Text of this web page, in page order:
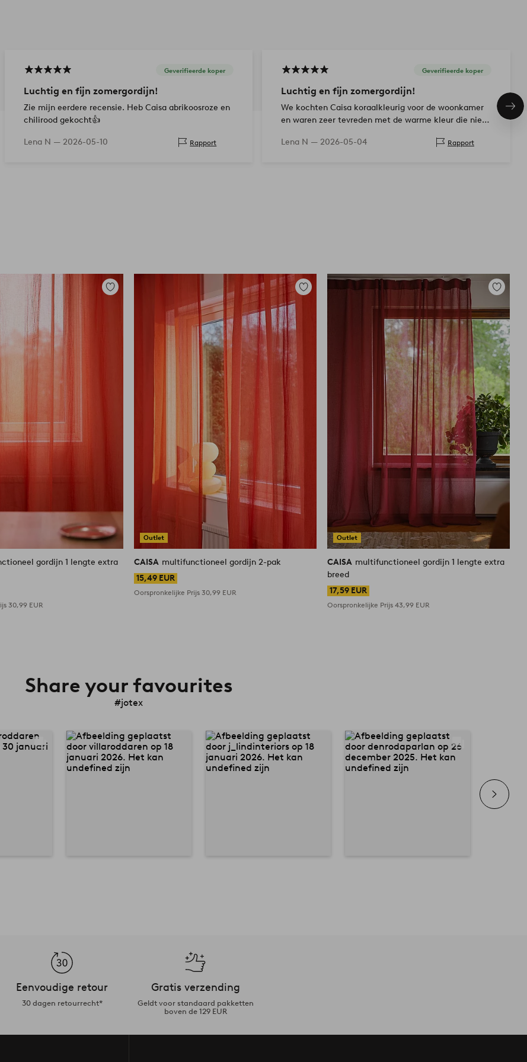
Geverifieerde koper
Luchtig en fijn zomergordijn!
Zie mijn eerdere recensie. Heb Caisa abrikoosroze en
chilirood gekocht👍
Lena N — 2026-05-10 Rapport
Geverifieerde koper
Luchtig en fijn zomergordijn!
We kochten Caisa koraalkleurig voor de woonkamer
en waren zeer tevreden met de warme kleur die niet
wanneer de zon naar binnen…
Lena N — 2026-05-04 Rapport
Toevoegen
gordijn 1 lengte extra
30,99 EUR
Outlet
Toevoegen
favorieten
CAISA multifunctioneel gordijn 2-pak
15,49 EUR
Oorspronkelijke Prijs30,99 EUR
Outlet
CAISA multifunctioneel gordijn 1 lengte extra
breed
17,59 EUR
Oorspronkelijke Prijs43,99 EUR
Share your favourites
#jotex
Eenvoudige retour
30 dagen retourrecht*
Gratis verzending
Geldt voor standaard pakketten
boven de 129 EUR